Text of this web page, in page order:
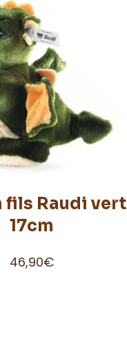
fils Raudi vert
17cm
46,90€